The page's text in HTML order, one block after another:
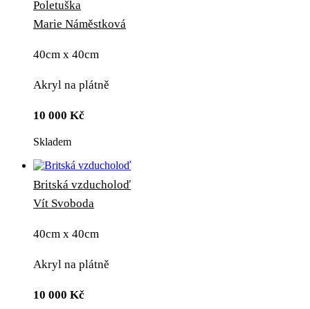
Poletuška
Marie Náměstková
40cm x 40cm
Akryl na plátně
10 000 Kč
Skladem
Britská vzducholoď
Vít Svoboda
40cm x 40cm
Akryl na plátně
10 000 Kč